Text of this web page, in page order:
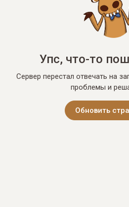
Упс, что-то
Сервер перестал отвечать на
проблемы и
Обновить